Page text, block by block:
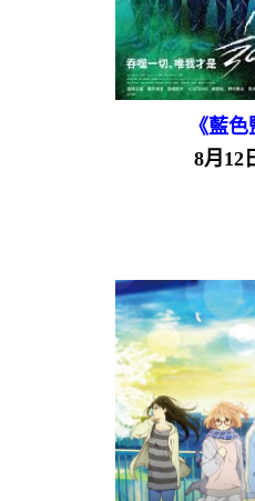
《藍色
8月12